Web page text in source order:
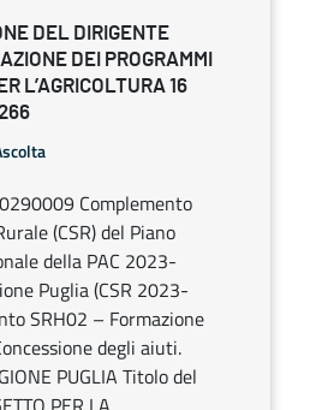
DEL DIRIGENTE
DEI PROGRAMMI
L’AGRICOLTURA 16
Complemento
(CSR) del Piano
della PAC 2023-
Puglia (CSR 2023-
SRH02 – Formazione
degli aiuti.
PUGLIA Titolo del